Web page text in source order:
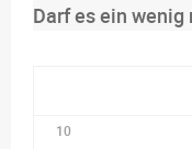
Darf es ein wenig
10